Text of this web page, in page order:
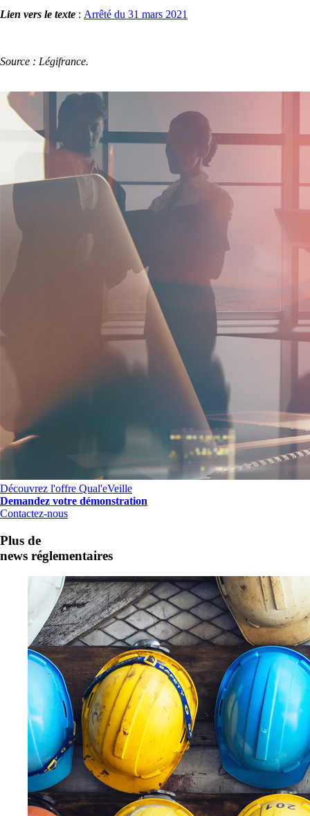
Lien vers le texte : Arrêté du 31 mars 2021
Source : Légifrance.
Découvrez l'offre Qual'eVeille
Demandez votre démonstration
Contactez-nous
Plus de
news réglementaires